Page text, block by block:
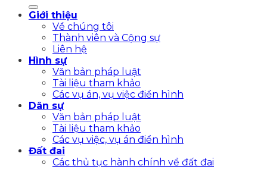
Giới thiệu
Về chúng tôi
Thành viên và Cộng sự
Liên hệ
Hình sự
Văn bản pháp luật
Tài liệu tham khảo
Các vụ án, vụ việc điển hình
Dân sự
Văn bản pháp luật
Tài liệu tham khảo
Các vụ việc, vụ án điển hình
Đất đai
Các thủ tục hành chính về đất đai